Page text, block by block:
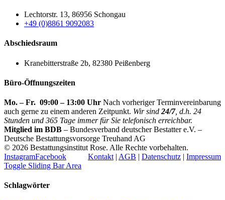
Lechtorstr. 13, 86956 Schongau
+49 (0)8861 9092083
Abschiedsraum
Kranebitterstraße 2b, 82380 Peißenberg
Büro-Öffnungszeiten
Mo. – Fr. 09:00 – 13:00 Uhr Nach vorheriger Terminvereinbarung
auch gerne zu einem anderen Zeitpunkt. Wir sind 24/7, d.h. 24
Stunden und 365 Tage immer für Sie telefonisch erreichbar.
Mitglied im BDB – Bundesverband deutscher Bestatter e.V. –
Deutsche Bestattungsvorsorge Treuhand AG
© 2026 Bestattungsinstitut Rose. Alle Rechte vorbehalten.
Kontakt | AGB | Datenschutz | Impressum
InstagramFacebook
Toggle Sliding Bar Area
Schlagwörter